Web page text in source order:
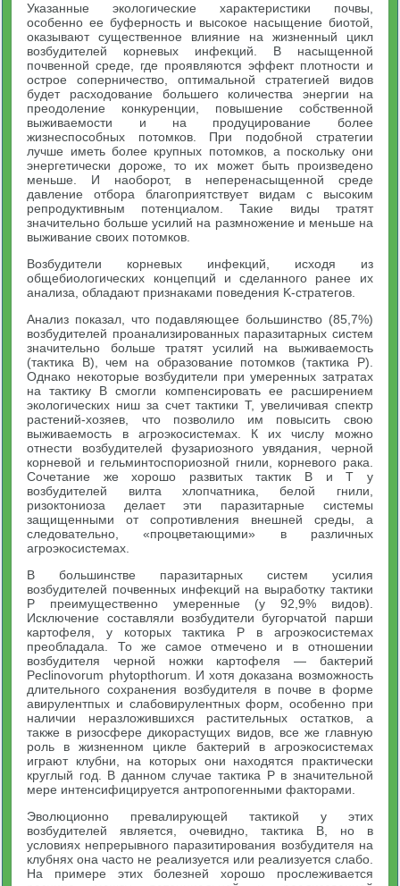
Указанные экологические характеристики почвы,
особенно ее буферность и высокое насыщение биотой,
оказывают существенное влияние на жизненный цикл
возбудителей корневых инфекций. В насыщенной
почвенной среде, где проявляются эффект плотности и
острое соперничество, оптимальной стратегией видов
будет расходование большего количества энергии на
преодоление конкуренции, повышение собственной
выживаемости и на продуцирование более
жизнеспособных потомков. При подобной стратегии
лучше иметь более крупных потомков, а поскольку они
энергетически дороже, то их может быть произведено
меньше. И наоборот, в неперенасыщенной среде
давление отбора благоприятствует видам с высоким
репродуктивным потенциалом. Такие виды тратят
значительно больше усилий на размножение и меньше на
выживание своих потомков.
Возбудители корневых инфекций, исходя из
общебиологических концепций и сделанного ранее их
анализа, обладают признаками поведения K-стратегов.
Анализ показал, что подавляющее большинство (85,7%)
возбудителей проанализированных паразитарных систем
значительно больше тратят усилий на выживаемость
(тактика В), чем на образование потомков (тактика Р).
Однако некоторые возбудители при умеренных затратах
на тактику В смогли компенсировать ее расширением
экологических ниш за счет тактики Т, увеличивая спектр
растений-хозяев, что позволило им повысить свою
выживаемость в агроэкосистемах. К их числу можно
отнести возбудителей фузариозного увядания, черной
корневой и гельминтоспориозной гнили, корневого рака.
Сочетание же хорошо развитых тактик В и Т у
возбудителей вилта хлопчатника, белой гнили,
ризоктониоза делает эти паразитарные системы
защищенными от сопротивления внешней среды, а
следовательно, «процветающими» в различных
агроэкосистемах.
В большинстве паразитарных систем усилия
возбудителей почвенных инфекций на выработку тактики
Р преимущественно умеренные (у 92,9% видов).
Исключение составляли возбудители бугорчатой парши
картофеля, у которых тактика Р в агроэкосистемах
преобладала. То же самое отмечено и в отношении
возбудителя черной ножки картофеля — бактерий
Peclinovorum phytopthorum. И хотя доказана возможность
длительного сохранения возбудителя в почве в форме
авирулентпых и слабовирулентных форм, особенно при
наличии неразложившихся растительных остатков, а
также в ризосфере дикорастущих видов, все же главную
роль в жизненном цикле бактерий в агроэкосистемах
играют клубни, на которых они находятся практически
круглый год. В данном случае тактика Р в значительной
мере интенсифицируется антропогенными факторами.
Эволюционно превалирующей тактикой у этих
возбудителей является, очевидно, тактика В, но в
условиях непрерывного паразитирования возбудителя на
клубнях она часто не реализуется или реализуется слабо.
На примере этих болезней хорошо прослеживается